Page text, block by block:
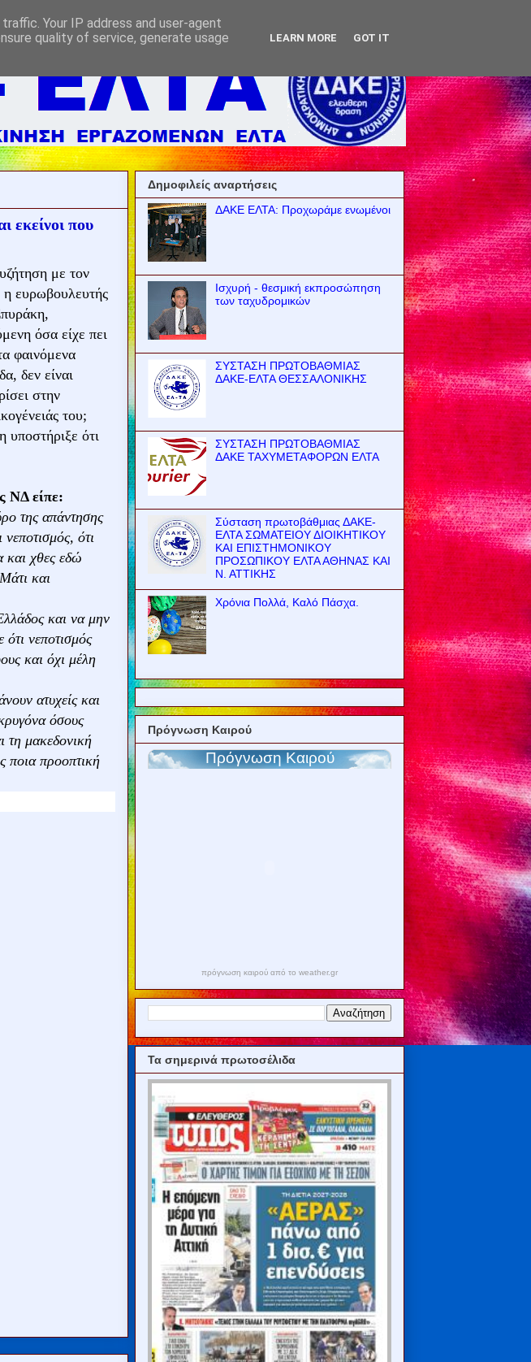
εκείνοι που
με τον
ευρωβουλευτής
όσα είχε πει
φαινόμενα
δεν είναι
στην
του;
ότι
ΝΔ είπε:
της απάντησης
ότι
και χθες εδώ
και
και να μην
νεποτισμός
και όχι μέλη
ατυχείς και
όσους
τη μακεδονική
ποια προοπτική
Δημοφιλείς αναρτήσεις
ΔΑΚΕ ΕΛΤΑ: Προχωράμε ενωμένοι
Ισχυρή - θεσμική εκπροσώπηση
των ταχυδρομικών
ΣΥΣΤΑΣΗ ΠΡΩΤΟΒΑΘΜΙΑΣ
ΔΑΚΕ-ΕΛΤΑ ΘΕΣΣΑΛΟΝΙΚΗΣ
ΣΥΣΤΑΣΗ ΠΡΩΤΟΒΑΘΜΙΑΣ
ΔΑΚΕ ΤΑΧΥΜΕΤΑΦΟΡΩΝ ΕΛΤΑ
Σύσταση πρωτοβάθμιας ΔΑΚΕ-
ΕΛΤΑ ΣΩΜΑΤΕΙΟΥ ΔΙΟΙΚΗΤΙΚΟΥ
ΚΑΙ ΕΠΙΣΤΗΜΟΝΙΚΟΥ
ΠΡΟΣΩΠΙΚΟΥ ΕΛΤΑ ΑΘΗΝΑΣ ΚΑΙ
Ν. ΑΤΤΙΚΗΣ
Χρόνια Πολλά, Καλό Πάσχα.
Πρόγνωση Καιρού
πρόγνωση καιρού από το weather.gr
Τα σημερινά πρωτοσέλιδα
Your IP address and user-agent
quality of service, generate usage
LEARN MORE GOT IT